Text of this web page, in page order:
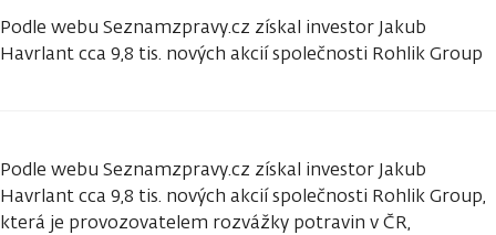
Podle webu Seznamzpravy.cz získal investor Jakub
Havrlant cca 9,8 tis. nových akcií společnosti Rohlik Group
Podle webu Seznamzpravy.cz získal investor Jakub
Havrlant cca 9,8 tis. nových akcií společnosti Rohlik Group,
která je provozovatelem rozvážky potravin v ČR,